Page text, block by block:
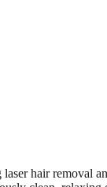
hair removal